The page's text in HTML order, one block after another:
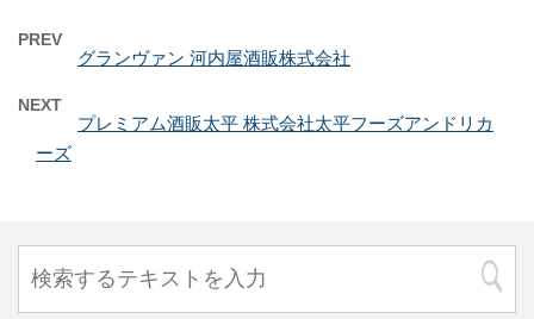
PREV
グランヴァン 河内屋酒販株式会社
NEXT
プレミアム酒販太平 株式会社太平フーズアンドリカ
ーズ